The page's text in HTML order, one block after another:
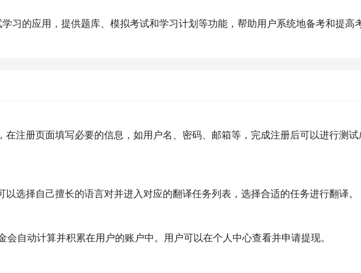
习的应用，提供题库、模拟考试和学习计划等功能，帮助用户系统地备考和提高
在注册页面填写必要的信息，如用户名、密码、邮箱等，完成注册后可以进行测试
以选择自己擅长的语言对并进入对应的翻译任务列表，选择合适的任务进行翻译。
会自动计算并积累在用户的账户中。用户可以在个人中心查看并申请提现。